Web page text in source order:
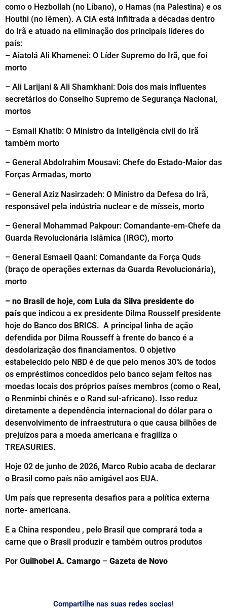
como o Hezbollah (no Líbano), o Hamas (na Palestina) e os
Houthi (no Iêmen). A CIA está infiltrada a décadas dentro
do Irã e atuado na eliminação dos principais líderes do
país:
– Aiatolá Ali Khamenei: O Líder Supremo do Irã, que foi
morto
– Ali Larijani & Ali Shamkhani: Dois dos mais influentes
secretários do Conselho Supremo de Segurança Nacional,
mortos
– Esmail Khatib: O Ministro da Inteligência civil do Irã
também morto
– General Abdolrahim Mousavi: Chefe do Estado-Maior das
Forças Armadas, morto
– General Aziz Nasirzadeh: O Ministro da Defesa do Irã,
responsável pela indústria nuclear e de mísseis, morto
– General Mohammad Pakpour: Comandante-em-Chefe da
Guarda Revolucionária Islâmica (IRGC), morto
– General Esmaeil Qaani: Comandante da Força Quds
(braço de operações externas da Guarda Revolucionária),
morto
– no Brasil de hoje, com Lula da Silva presidente do
país que indicou a ex presidente Dilma Rousself presidente
hoje do Banco dos BRICS. A principal linha de ação
defendida por Dilma Rousseff à frente do banco é a
desdolarização dos financiamentos. O objetivo
estabelecido pelo NBD é de que pelo menos 30% de todos
os empréstimos concedidos pelo banco sejam feitos nas
moedas locais dos próprios países membros (como o Real,
o Renminbi chinês e o Rand sul-africano). Isso reduz
diretamente a dependência internacional do dólar para o
desenvolvimento de infraestrutura o que causa bilhões de
prejuízos para a moeda americana e fragiliza o
TREASURIES.
Hoje 02 de junho de 2026, Marco Rubio acaba de declarar
o Brasil como país não amigável aos EUA.
Um país que representa desafios para a política externa
norte- americana.
E a China respondeu , pelo Brasil que comprará toda a
carne que o Brasil produzir e também outros produtos
Por Guilhobel A. Camargo – Gazeta de Novo
Compartilhe nas suas redes socias!